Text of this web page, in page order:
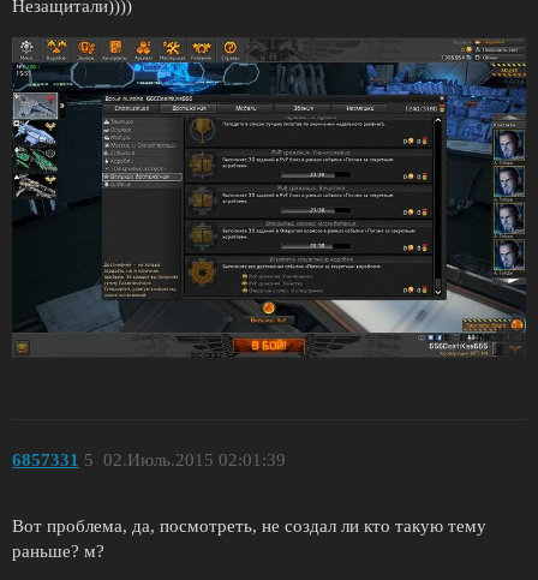
Незащитали))))
6857331 02.Июль.2015 02:01:39
5
Вот проблема, да, посмотреть, не создал ли кто такую тему
раньше? м?